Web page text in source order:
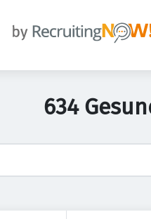
634